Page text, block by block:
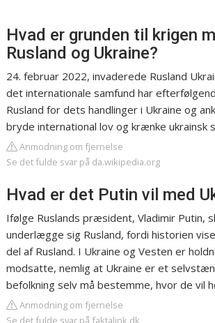
Hvad er grunden til krigen
Rusland og Ukraine?
24. februar 2022, invaderede Rusland
det internationale samfund har
Rusland for dets handlinger i Ukraine og
bryde international lov og krænke ukrainsk
Anmodning om fjernelse
Se det fulde svar på da.wikipedia.org
Hvad er det Putin vil med
Ifølge Ruslands præsident, Vladimir Putin,
underlægge sig Rusland, fordi historien
del af Rusland. I Ukraine og Vesten er
modsatte, nemlig at Ukraine er et
befolkning selv må bestemme, hvor de vil
Anmodning om fjernelse
Se det fulde svar på faktalink.dk